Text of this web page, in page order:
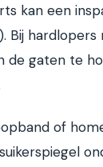
kan een
Bij
de gaten te
of